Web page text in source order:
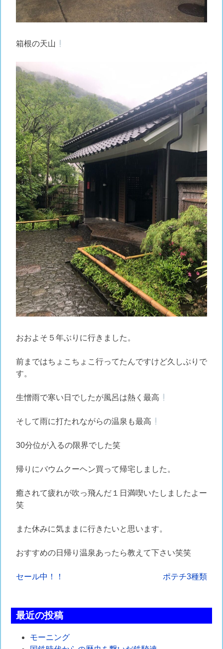
箱根の天山
おおよそ５年ぶりに行きました。
前まではちょこちょこ行ってたんですけど久しぶりで
す。
生憎雨で寒い日でしたが風呂は熱く最高
そして雨に打たれながらの温泉も最高
30分位が入るの限界でした笑
帰りにバウムクーヘン買って帰宅しました。
癒されて疲れが吹っ飛んだ１日満喫いたしましたよー
笑
また休みに気ままに行きたいと思います。
おすすめの日帰り温泉あったら教えて下さい笑笑
投
ナ
ビ
セール中！！ ポテチ3種類
最近の投稿
モーニング